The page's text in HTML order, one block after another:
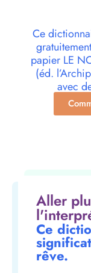
Ce
papier LE
(éd.
avec
Aller
Ce
rêve.